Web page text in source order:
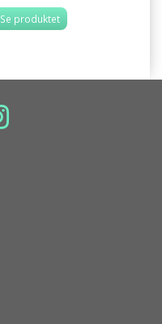
Se produktet